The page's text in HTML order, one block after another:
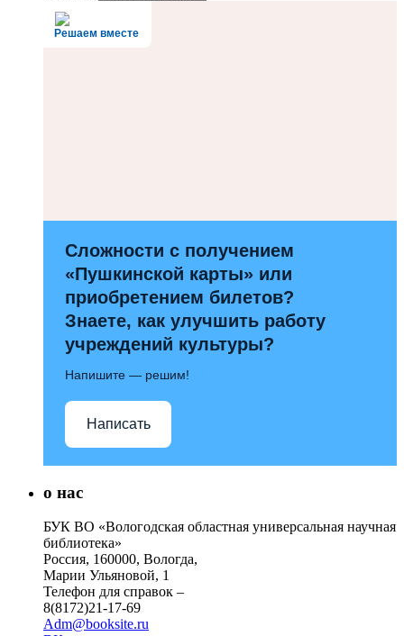
Решаем вместе
Сложности с получением
«Пушкинской карты» или
приобретением билетов?
Знаете, как улучшить работу
учреждений культуры?
Напишите — решим!
Написать
о нас
БУК ВО «Вологодская областная универсальная научная
библиотека»
Россия, 160000, Вологда,
Марии Ульяновой, 1
Телефон для справок –
8(8172)21-17-69
Adm@booksite.ru